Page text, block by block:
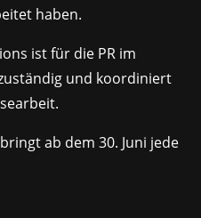
haben.
ist für die PR im
und koordiniert
ab dem 30. Juni jede